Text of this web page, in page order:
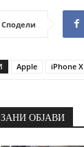
Сподели
Apple iPhone X
ОБЈАВИ